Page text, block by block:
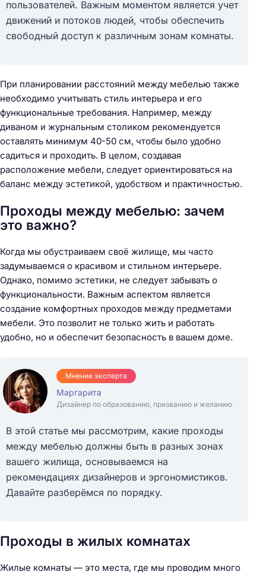
пользователей. Важным моментом является учет
движений и потоков людей, чтобы обеспечить
свободный доступ к различным зонам комнаты.
При планировании расстояний между мебелью также
необходимо учитывать стиль интерьера и его
функциональные требования. Например, между
диваном и журнальным столиком рекомендуется
оставлять минимум 40-50 см, чтобы было удобно
садиться и проходить. В целом, создавая
расположение мебели, следует ориентироваться на
баланс между эстетикой, удобством и практичностью.
Проходы между мебелью: зачем
это важно?
Когда мы обустраиваем своё жилище, мы часто
задумываемся о красивом и стильном интерьере.
Однако, помимо эстетики, не следует забывать о
функциональности. Важным аспектом является
создание комфортных проходов между предметами
мебели. Это позволит не только жить и работать
удобно, но и обеспечит безопасность в вашем доме.
Мнение эксперта
Маргарита
Дизайнер по образованию, призванию и желанию
В этой статье мы рассмотрим, какие проходы
между мебелью должны быть в разных зонах
вашего жилища, основываемся на
рекомендациях дизайнеров и эргономистиков.
Давайте разберёмся по порядку.
Проходы в жилых комнатах
Жилые комнаты — это места, где мы проводим много